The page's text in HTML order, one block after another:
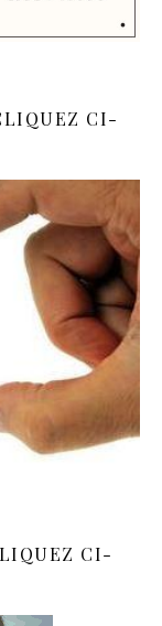
CI-
CI-